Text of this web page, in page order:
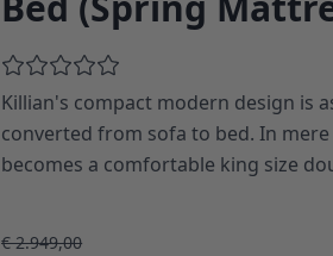
Killian's compact modern design is
converted from sofa to bed. In
becomes a comfortable king size
€ 2.949,00